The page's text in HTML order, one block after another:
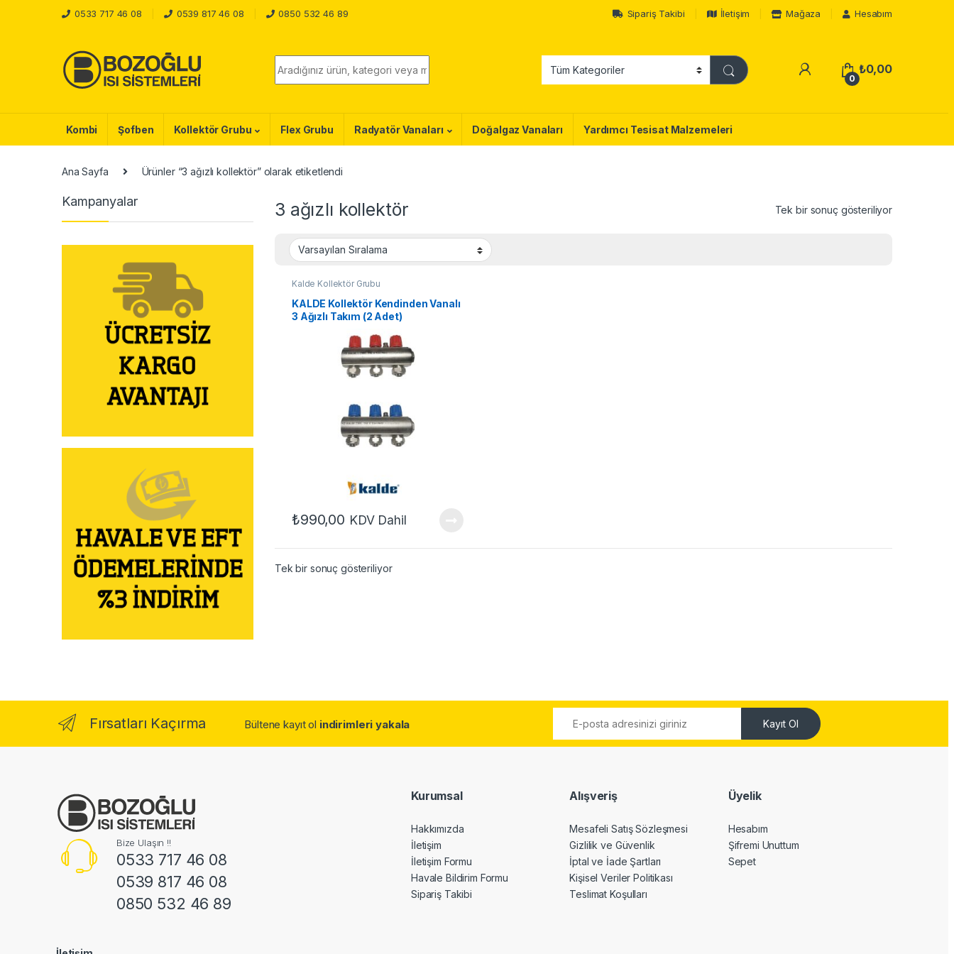
Skip to navigation
Skip to content 0533 717 46 08 0539 817 46 08 0850 532 46 89 Sipariş Takibi İletişim Mağaza Hesabım
0
₺0,00
Kombi Şofben Kollektör Grubu Flex Grubu Radyatör Vanaları Doğalgaz Vanaları Yardımcı Tesisat Malzemeleri
Ana Sayfa Ürünler “3 ağızlı kollektör” olarak etiketlendi
3 ağızlı kollektör Tek bir sonuç gösteriliyor
Kalde Kollektör Grubu
KALDE Kollektör Kendinden Vanalı
3 Ağızlı Takım (2 Adet)
₺990,00 KDV Dahil
Tek bir sonuç gösteriliyor
Kampanyalar
Fırsatları Kaçırma Bültene kayıt ol indirimleri yakala Kayıt Ol
Bize Ulaşın !!
0533 717 46 08
0539 817 46 08
0850 532 46 89
Kurumsal
Hakkımızda
İletişim
İletişim Formu
Havale Bildirim Formu
Sipariş Takibi
Alışveriş
Mesafeli Satış Sözleşmesi
Gizlilik ve Güvenlik
İptal ve İade Şartları
Kişisel Veriler Politikası
Teslimat Koşulları
Üyelik
Hesabım
Şifremi Unuttum
Sepet